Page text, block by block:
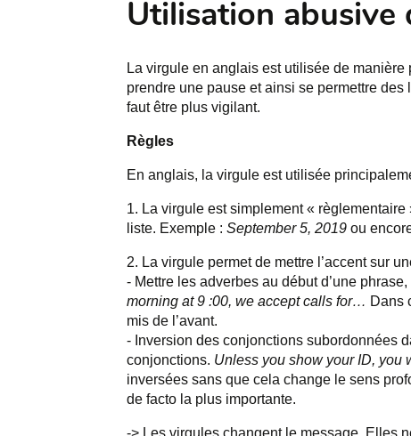
Utilisation abusive
La virgule en anglais est utilisée de
prendre une pause et ainsi se permettre
faut être plus vigilant.
Règles
En anglais, la virgule est utilisée
La virgule est simplement «
liste. Exemple : September 5, 2019ou
La virgule permet de mettre l’accent sur
- Mettre les adverbes au début d’une
morning at 9 :00, we accept calls for… Dans
mis de l’avant.
- Inversion des conjonctions subordonnées
conjonctions. Unless you show your ID, you
inversées sans que cela change le sens
de facto la plus importante.
-> Les virgules changent le message. Elles